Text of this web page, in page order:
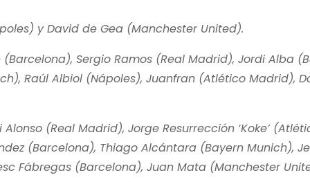
y David de Gea (Manchester United).
Sergio Ramos (Real Madrid), Jordi Alba
Raúl Albiol (Nápoles), Juanfran (Atlético Madrid),
(Real Madrid), Jorge Resurrección ‘Koke’
(Barcelona), Thiago Alcántara (Bayern Munich),
Fábregas (Barcelona), Juan Mata (Manchester